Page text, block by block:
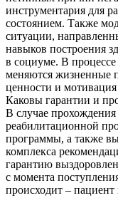
инструментария для
состоянием. Также
ситуации,
навыков построения
в социуме. В процессе
меняются жизненные
ценности и
Каковы гарантии и
В случае
реабилитационной
программы, а также
комплекса
гарантию
с момента
происходит – пациент